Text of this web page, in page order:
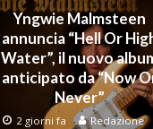
Yngwie Malmsteen
annuncia “Hell Or
Water”, il nuovo
anticipato da “Now
Never”
2 giorni fa Redazione